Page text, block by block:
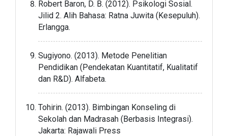
Robert Baron, D. B. (2012). Psikologi Sosial.
Jilid 2. Alih Bahasa: Ratna Juwita (Kesepuluh).
Erlangga.
Sugiyono. (2013). Metode Penelitian
Pendidikan (Pendekatan Kuantitatif, Kualitatif
dan R&D). Alfabeta.
Tohirin. (2013). Bimbingan Konseling di
Sekolah dan Madrasah (Berbasis Integrasi).
Jakarta: Rajawali Press